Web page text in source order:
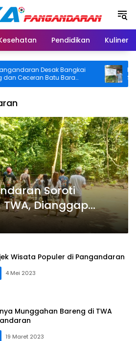
Pendidikan Kuliner
Desak Bangkai
Batu Bara
Soroti Buruknya
BPN
SHM di
Usut
Soroti
Dianggap
Wisata Populer di Pangandaran
4 Mei 2023
Munggahan Bareng di TWA
19 Maret 2023